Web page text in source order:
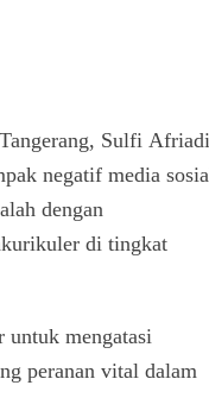
Sulfi
negatif media
dengan
di tingkat
untuk mengatasi
peranan vital dalam